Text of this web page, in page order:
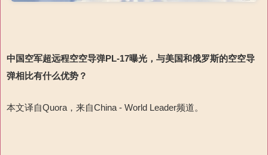
中国空军超远程空空导弹PL-17曝光，与美国和俄罗斯的空空导
弹相比有什么优势？
本文译自Quora，来自China - World Leader频道。